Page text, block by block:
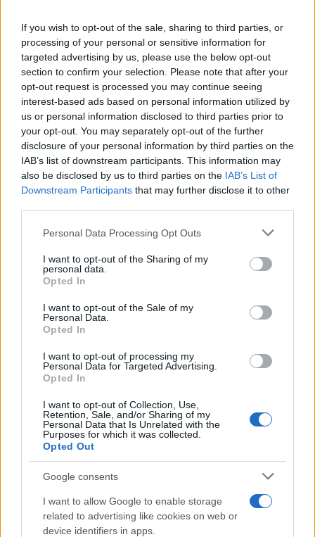
If you wish to opt-out of the sale, sharing to third parties, or
processing of your personal or sensitive information for
targeted advertising by us, please use the below opt-out
section to confirm your selection. Please note that after your
opt-out request is processed you may continue seeing
interest-based ads based on personal information utilized by
us or personal information disclosed to third parties prior to
your opt-out. You may separately opt-out of the further
disclosure of your personal information by third parties on the
IAB’s list of downstream participants. This information may
also be disclosed by us to third parties on the IAB’s List of
Downstream Participants that may further disclose it to other
Please note that this website/app uses one or more Google
not limited to your visit or usage behaviour. You may click to
grant or deny consent to Google and its third-party tags to
use your data for below specified purposes in below Google
consent section.
Personal Data Processing Opt Outs
I want to opt-out of the Sharing of my
personal data.
Opted In
I want to opt-out of the Sale of my
Personal Data.
Opted In
I want to opt-out of processing my
Personal Data for Targeted Advertising.
Opted In
I want to opt-out of Collection, Use,
Retention, Sale, and/or Sharing of my
Personal Data that Is Unrelated with the
Purposes for which it was collected.
Opted Out
Google consents
I want to allow Google to enable storage
related to advertising like cookies on web or
device identifiers in apps.
Vuoi rimuovere le pubblicità nazionali?
Puoi abbonarti a
Sei già abbonato?
Puoi effettuare l'accesso andando nella
sezioneLogindal menù del sito o
cliccandoqui
TEMI:
Capitaneria La Maddalena
Guardia Costiera La Maddalena